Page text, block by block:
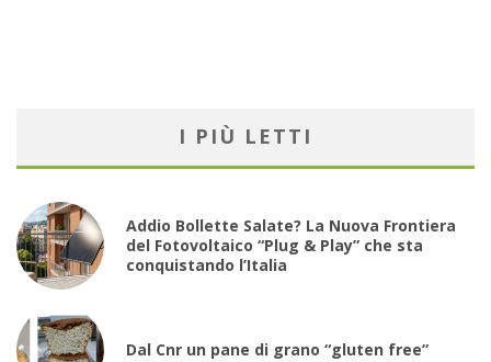
I PIÙ LETTI
Addio Bollette Salate? La Nuova Frontiera
del Fotovoltaico “Plug & Play” che sta
conquistando l’Italia
Dal Cnr un pane di grano “gluten free”